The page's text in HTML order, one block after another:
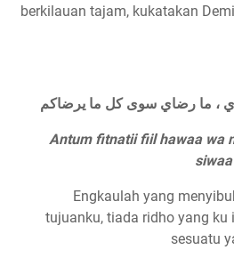
berkilauan tajam, kukatakan
، ما رضاي سوى كل ما يرضاكم
Antum fitnatii fiil hawaa wa
Engkaulah yang
tujuanku, tiada ridho yang ku
sesuatu